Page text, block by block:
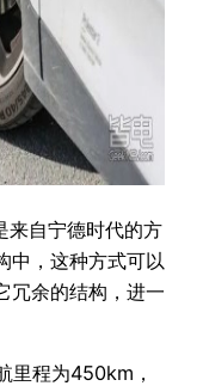
来自宁德时代的方
中，这种方式可以
冗余的结构，进一
里程为450km，